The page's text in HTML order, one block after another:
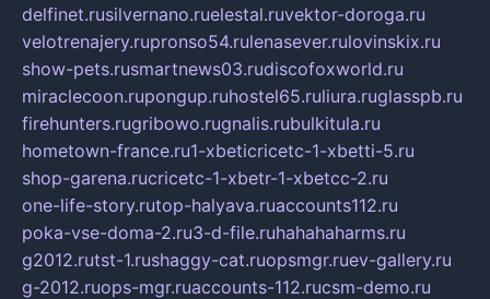
delfinet.rusilvernano.ruelestal.ruvektor-doroga.ru
velotrenajery.rupronso54.rulenasever.rulovinskix.ru
show-pets.rusmartnews03.rudiscofoxworld.ru
miraclecoon.rupongup.ruhostel65.ruliura.ruglasspb.ru
firehunters.rugribowo.rugnalis.rubulkitula.ru
hometown-france.ru1-xbeticricetc-1-xbetti-5.ru
shop-garena.rucricetc-1-xbetr-1-xbetcc-2.ru
one-life-story.rutop-halyava.ruaccounts112.ru
poka-vse-doma-2.ru3-d-file.ruhahahaharms.ru
g2012.rutst-1.rushaggy-cat.ruopsmgr.ruev-gallery.ru
g-2012.ruops-mgr.ruaccounts-112.rucsm-demo.ru